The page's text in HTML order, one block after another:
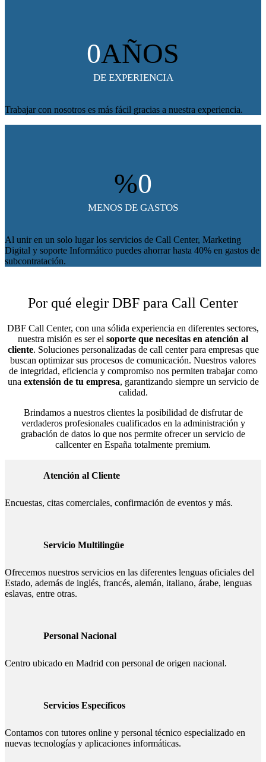
0AÑOS
DE EXPERIENCIA
Trabajar con nosotros es más fácil gracias a nuestra experiencia.
%0
MENOS DE GASTOS
Al unir en un solo lugar los servicios de Call Center, Marketing
Digital y soporte Informático puedes ahorrar hasta 40% en gastos de
subcontratación.
Por qué elegir DBF para Call Center
DBF Call Center, con una sólida experiencia en diferentes sectores,
nuestra misión es ser el soporte que necesitas en atención al
cliente. Soluciones personalizadas de call center para empresas que
buscan optimizar sus procesos de comunicación. Nuestros valores
de integridad, eficiencia y compromiso nos permiten trabajar como
una extensión de tu empresa, garantizando siempre un servicio de
calidad.
Brindamos a nuestros clientes la posibilidad de disfrutar de
verdaderos profesionales cualificados en la administración y
grabación de datos lo que nos permite ofrecer un servicio de
callcenter en España totalmente premium.
Atención al Cliente
Encuestas, citas comerciales, confirmación de eventos y más.
Servicio Multilingüe
Ofrecemos nuestros servicios en las diferentes lenguas oficiales del
Estado, además de inglés, francés, alemán, italiano, árabe, lenguas
eslavas, entre otras.
Personal Nacional
Centro ubicado en Madrid con personal de origen nacional.
Servicios Específicos
Contamos con tutores online y personal técnico especializado en
nuevas tecnologías y aplicaciones informáticas.